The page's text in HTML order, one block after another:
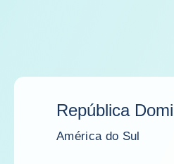
República
América do Sul